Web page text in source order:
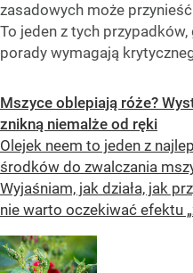
zasadowych może
To jeden z tych
porady wymagają
Mszyce oblepiają róże?
znikną niemalże od ręki
Olejek neem to jeden z
środków do zwalczania
Wyjaśniam, jak działa, jak
nie warto oczekiwać efektu